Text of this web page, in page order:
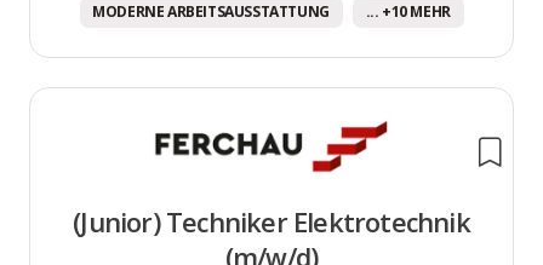
MODERNE ARBEITSAUSSTATTUNG ... +10 MEHR
(Junior) Techniker Elektrotechnik
(m/w/d)